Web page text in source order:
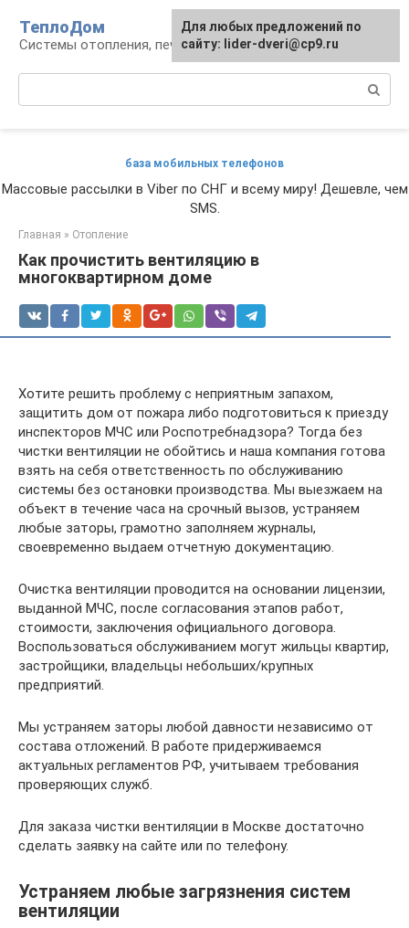
контенту
ТеплоДом
Системы отопления, печи и камины
база мобильных телефонов
Массовые рассылки в Viber по СНГ и всему миру! Дешевле, чем
SMS.
Главная » Отопление
Как прочистить вентиляцию в
многоквартирном доме
Хотите решить проблему с неприятным запахом,
защитить дом от пожара либо подготовиться к приезду
инспекторов МЧС или Роспотребнадзора? Тогда без
чистки вентиляции не обойтись и наша компания готова
взять на себя ответственность по обслуживанию
системы без остановки производства. Мы выезжаем на
объект в течение часа на срочный вызов, устраняем
любые заторы, грамотно заполняем журналы,
своевременно выдаем отчетную документацию.
Очистка вентиляции проводится на основании лицензии,
выданной МЧС, после согласования этапов работ,
стоимости, заключения официального договора.
Воспользоваться обслуживанием могут жильцы квартир,
застройщики, владельцы небольших/крупных
предприятий.
Мы устраняем заторы любой давности независимо от
состава отложений. В работе придерживаемся
актуальных регламентов РФ, учитываем требования
проверяющих служб.
Для заказа чистки вентиляции в Москве достаточно
сделать заявку на сайте или по телефону.
Устраняем любые загрязнения систем
вентиляции
Для любых предложений по
сайту: lider-dveri@cp9.ru